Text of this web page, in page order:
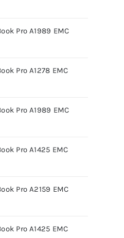
Pro A1989 EMC
Pro A1278 EMC
Pro A1989 EMC
Pro A1425 EMC
Pro A2159 EMC
Pro A1425 EMC